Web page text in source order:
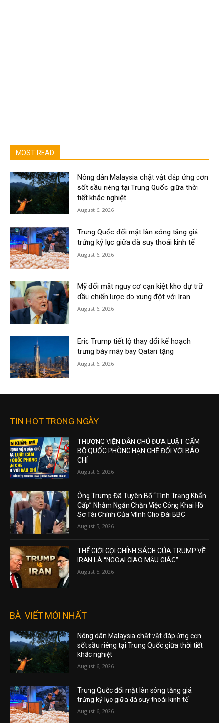
MOST READ
Nông dân Malaysia chật vật đáp ứng cơn
sốt sầu riêng tại Trung Quốc giữa thời
tiết khắc nghiệt
August 6, 2026
Trung Quốc đối mặt làn sóng tăng giá
trứng kỷ lục giữa đà suy thoái kinh tế
August 6, 2026
Mỹ đối mặt nguy cơ cạn kiệt kho dự trữ
dầu chiến lược do xung đột với Iran
August 6, 2026
Eric Trump tiết lộ thay đổi kế hoạch
trưng bày máy bay Qatari tặng
August 6, 2026
TIN HOT TRONG NGÀY
THƯỢNG VIỆN DÂN CHỦ ĐƯA LUẬT CẤM
BỘ QUỐC PHÒNG HẠN CHẾ ĐỐI VỚI BÁO
CHÍ
August 6, 2026
Ông Trump Đã Tuyên Bố “Tình Trạng Khẩn
Cấp” Nhằm Ngăn Chặn Việc Công Khai Hồ
Sơ Tài Chính Của Mình Cho Đài BBC
August 5, 2026
THẾ GIỚI GỌI CHÍNH SÁCH CỦA TRUMP VỀ
IRAN LÀ “NGOẠI GIAO MẪU GIÁO”
August 5, 2026
BÀI VIẾT MỚI NHẤT
Nông dân Malaysia chật vật đáp ứng cơn
sốt sầu riêng tại Trung Quốc giữa thời tiết
khắc nghiệt
August 6, 2026
Trung Quốc đối mặt làn sóng tăng giá
trứng kỷ lục giữa đà suy thoái kinh tế
August 6, 2026